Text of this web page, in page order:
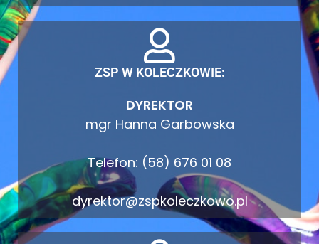
ZSP W KOLECZKOWIE:
DYREKTOR
mgr Hanna Garbowska
Telefon: (58) 676 01 08
dyrektor@zspkoleczkowo.pl